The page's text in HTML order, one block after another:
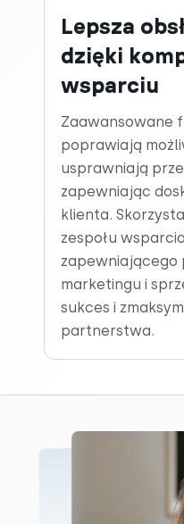
Lepsza
dzięki
wsparciu
Zaawansowane
poprawiają
usprawniają
zapewniając
klienta.
zespołu
zapewniającego
marketingu i
sukces i
partnerstwa.